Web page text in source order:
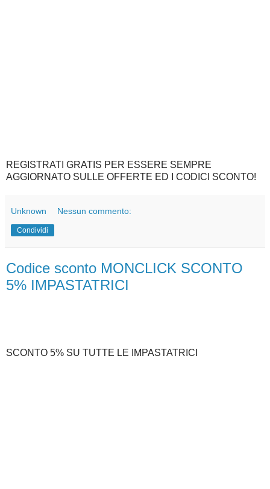
REGISTRATI GRATIS PER ESSERE SEMPRE
AGGIORNATO SULLE OFFERTE ED I CODICI SCONTO!
Unknown Nessun commento:
Condividi
Codice sconto MONCLICK SCONTO
5% IMPASTATRICI
SCONTO 5% SU TUTTE LE IMPASTATRICI